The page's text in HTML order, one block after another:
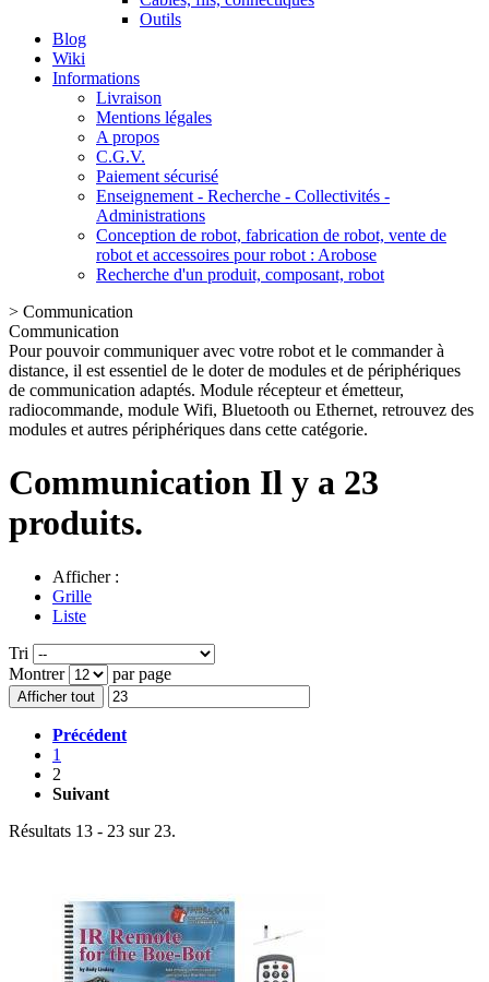
Outils
Blog
Wiki
Informations
Livraison
Mentions légales
A propos
C.G.V.
Paiement sécurisé
Enseignement - Recherche - Collectivités -
Administrations
Conception de robot, fabrication de robot, vente de
robot et accessoires pour robot : Arobose
Recherche d'un produit, composant, robot
> Communication
Communication
Pour pouvoir communiquer avec votre robot et le commander à
distance, il est essentiel de le doter de modules et de périphériques
de communication adaptés. Module récepteur et émetteur,
radiocommande, module Wifi, Bluetooth ou Ethernet, retrouvez des
modules et autres périphériques dans cette catégorie.
Communication Il y a 23
produits.
Afficher :
Grille
Liste
Tri
Montrer
par page
Afficher tout
Précédent
1
2
Suivant
Résultats 13 - 23 sur 23.